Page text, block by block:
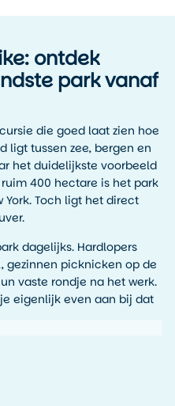
ontdek
park vanaf
die goed laat zien hoe
ligt tussen zee, bergen en
het duidelijkste voorbeeld
400 hectare is het park
York. Toch ligt het direct
dagelijks. Hardlopers
gezinnen picknicken op de
vaste rondje na het werk.
eigenlijk even aan bij dat